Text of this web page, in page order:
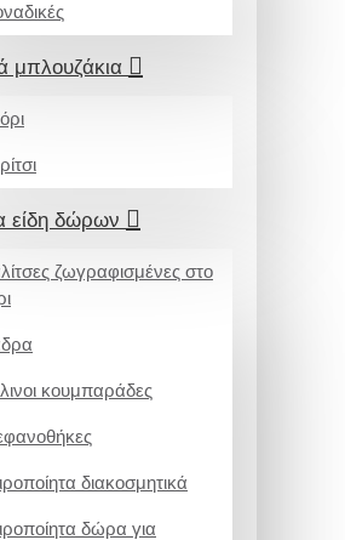
μπλουζάκια
είδη δώρων
ζωγραφισμένες στο
κουμπαράδες
διακοσμητικά
δώρα για